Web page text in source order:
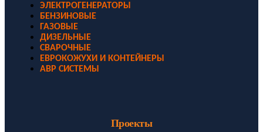
ЭЛЕКТРОГЕНЕРАТОРЫ
БЕНЗИНОВЫЕ
ГАЗОВЫЕ
ДИЗЕЛЬНЫЕ
СВАРОЧНЫЕ
ЕВРОКОЖУХИ И КОНТЕЙНЕРЫ
АВР СИСТЕМЫ
Проекты